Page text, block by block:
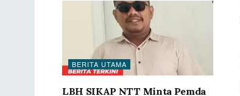
BERITA UTAMA
LBH SIKAP NTT Minta Pemda